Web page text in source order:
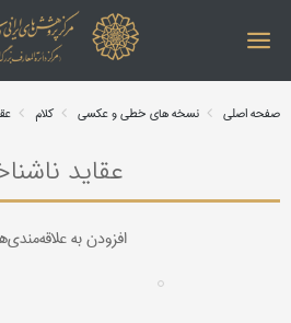
صفحه اصلی نسخه های خطی و عکسی کلام
عقاید
افزودن به